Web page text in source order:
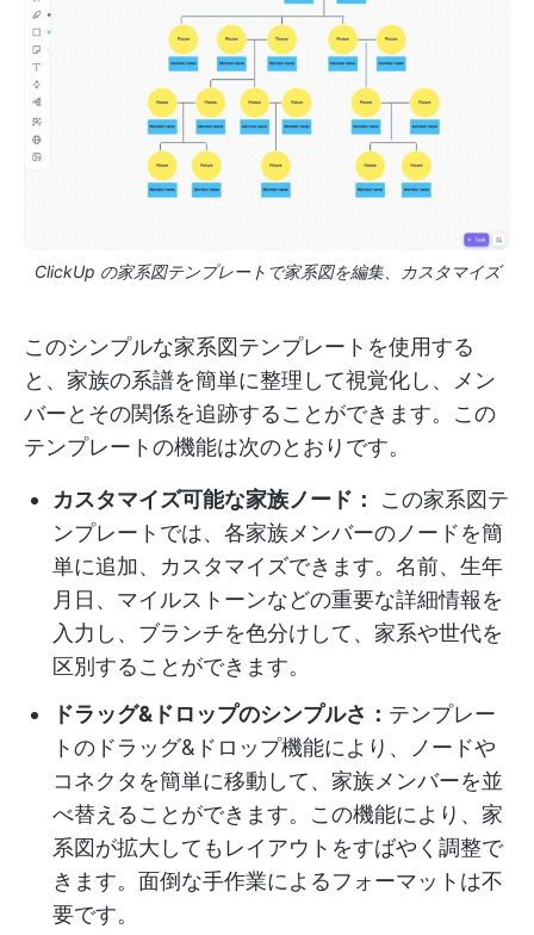
ClickUp の家系図テンプレートで家系図を編集、カスタマイズ
このシンプルな家系図テンプレートを使用する
と、家族の系譜を簡単に整理して視覚化し、メン
バーとその関係を追跡することができます。この
テンプレートの機能は次のとおりです。
カスタマイズ可能な家族ノード：
この家系図テ
ンプレートでは、各家族メンバーのノードを簡
単に追加、カスタマイズできます。名前、生年
月日、マイルストーンなどの重要な詳細情報を
入力し、ブランチを色分けして、家系や世代を
区別することができます。
ドラッグ&ドロップのシンプルさ： テンプレー
トのドラッグ&ドロップ機能により、ノードや
コネクタを簡単に移動して、家族メンバーを並
べ替えることができます。この機能により、家
系図が拡大してもレイアウトをすばやく調整で
きます。面倒な手作業によるフォーマットは不
要です。